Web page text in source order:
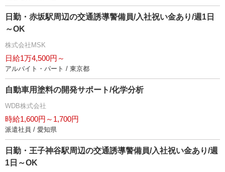
日勤・赤坂駅周辺の交通誘導警備員/入社祝い金あり/週1日
～OK
株式会社MSK
日給1万4,500円～
アルバイト・パート / 東京都
自動車用塗料の開発サポート/化学分析
WDB株式会社
時給1,600円～1,700円
派遣社員 / 愛知県
日勤・王子神谷駅周辺の交通誘導警備員/入社祝い金あり/週
1日～OK